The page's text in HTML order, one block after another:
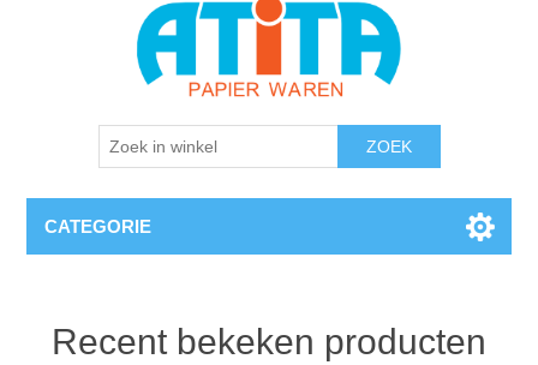
CATEGORIE
Recent bekeken producten